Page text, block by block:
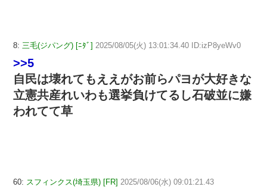
8: 三毛(ジパング) [ﾆﾀﾞ] 2025/08/05(火) 13:01:34.40 ID:izP8yeWv0
>>5
自民は壊れてもええがお前らパヨが大好きな
立憲共産れいわも選挙負けてるし石破並に嫌
われてて草
60: スフィンクス(埼玉県) [FR] 2025/08/06(水) 09:01:21.43